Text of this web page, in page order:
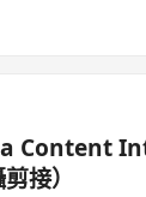
Content
接）